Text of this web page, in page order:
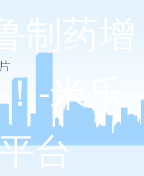
制药增
-米乐
台